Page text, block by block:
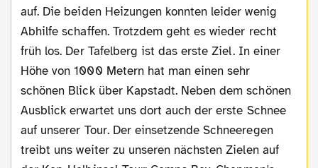
auf. Die beiden Heizungen konnten leider wenig
Abhilfe schaffen. Trotzdem geht es wieder recht
früh los. Der Tafelberg ist das erste Ziel. In einer
Höhe von 1000 Metern hat man einen sehr
schönen Blick über Kapstadt. Neben dem schönen
Ausblick erwartet uns dort auch der erste Schnee
auf unserer Tour. Der einsetzende Schneeregen
treibt uns weiter zu unseren nächsten Zielen auf